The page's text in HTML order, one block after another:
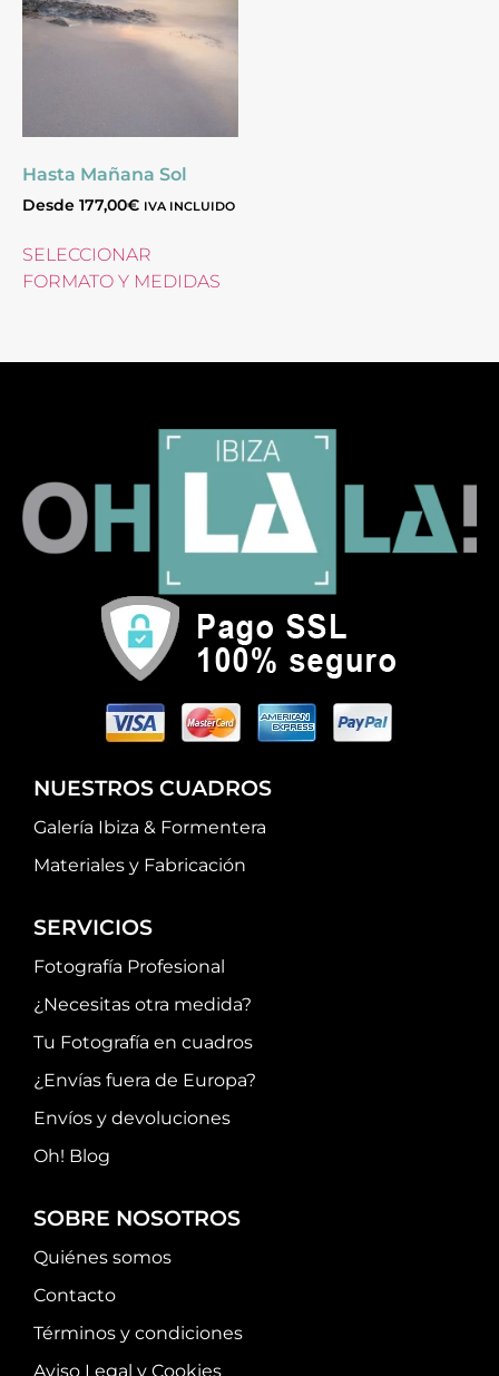
Hasta Mañana Sol
Desde 177,00€ IVA INCLUIDO
SELECCIONAR
FORMATO Y MEDIDAS
NUESTROS CUADROS
Galería Ibiza & Formentera
Materiales y Fabricación
SERVICIOS
Fotografía Profesional
¿Necesitas otra medida?
Tu Fotografía en cuadros
¿Envías fuera de Europa?
Envíos y devoluciones
Oh! Blog
SOBRE NOSOTROS
Quiénes somos
Contacto
Términos y condiciones
Aviso Legal y Cookies